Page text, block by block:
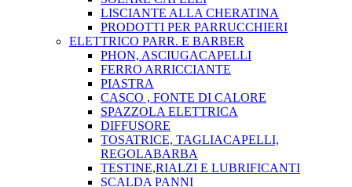
LISCIANTE ALLA CHERATINA
PRODOTTI PER PARRUCCHIERI
ELETTRICO PARR. E BARBER
PHON, ASCIUGACAPELLI
FERRO ARRICCIANTE
PIASTRA
CASCO , FONTE DI CALORE
SPAZZOLA ELETTRICA
DIFFUSORE
TOSATRICE, TAGLIACAPELLI,
REGOLABARBA
TESTINE,RIALZI E LUBRIFICANTI
SCALDA PANNI